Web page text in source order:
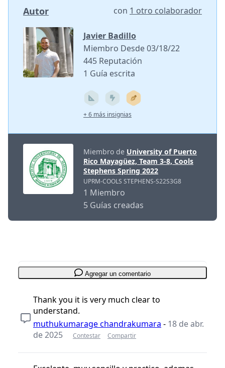
Autor con 1 otro colaborador
Javier Badillo
Miembro Desde 03/18/22
445 Reputación
1 Guía escrita
+ 6 más insignias
Miembro de University of Puerto
Rico Mayagüez, Team 3-8, Cools
Stephens Spring 2022
UPRM-COOLS STEPHENS-S22S3G8
1 Miembro
5 Guías creadas
Agregar un comentario
Thank you it is very much clear to
understand.
muthukumarage chandrakumara - 18 de abr.
de 2025
Contestar Compartir